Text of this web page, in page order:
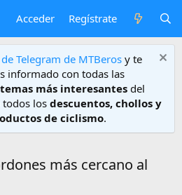
Acceder Regístrate
Telegram de MTBeros y te
informado con todas las
más interesantes del
los descuentos, chollos y
de ciclismo.
más cercano al